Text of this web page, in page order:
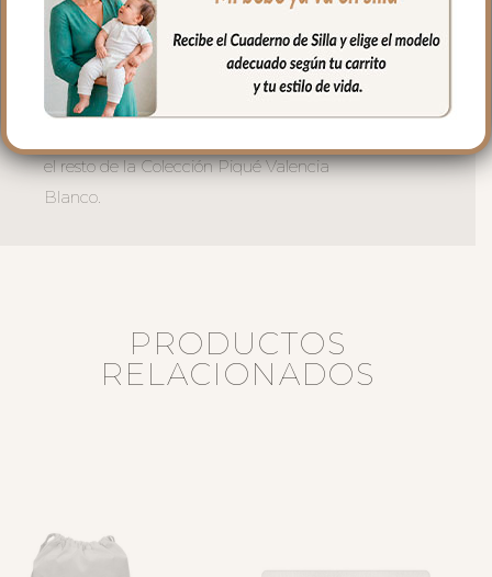
recién nacido.
Después del baño viene el abrazo más
bonito y tierno del día.
Fabricada en España con materiales
el resto de la Colección Piqué Valencia
Blanco.
PRODUCTOS
RELACIONADOS